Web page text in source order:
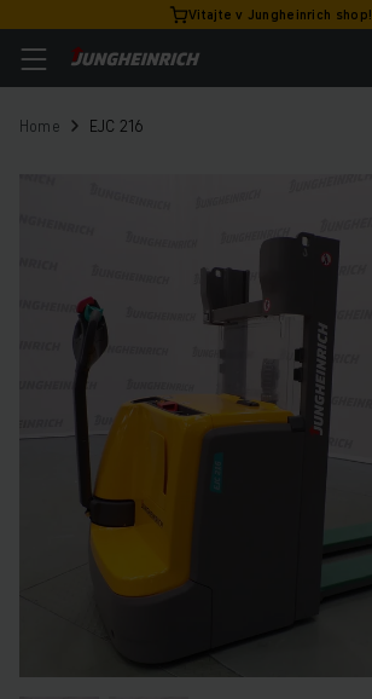
Vitajte v Jungheinrich shop!
Home EJC 216